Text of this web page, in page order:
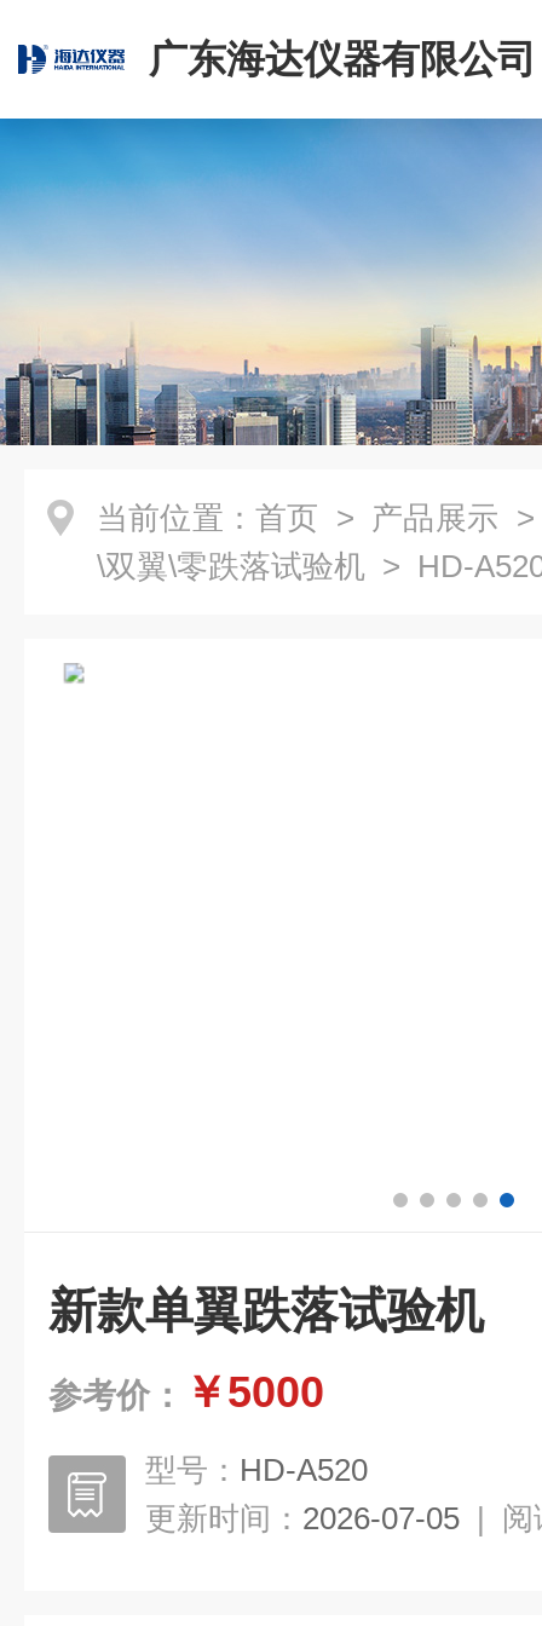
广东海达仪器有限公司
当前位置： 首页 > 产品展示
\双翼\零跌落试验机 > HD-
新款单翼跌落试验机
参考价： ￥5000
型号： HD-A520
更新时间： 2026-07-05 | 阅